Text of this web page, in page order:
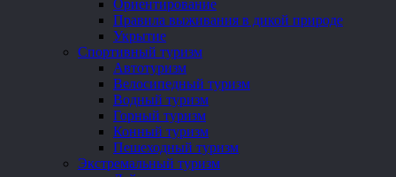
Ориентирование
Правила выживания в дикой природе
Укрытие
Спортивный туризм
Автотуризм
Велосипедный туризм
Водный туризм
Горный туризм
Конный туризм
Пешеходный туризм
Экстремальный туризм